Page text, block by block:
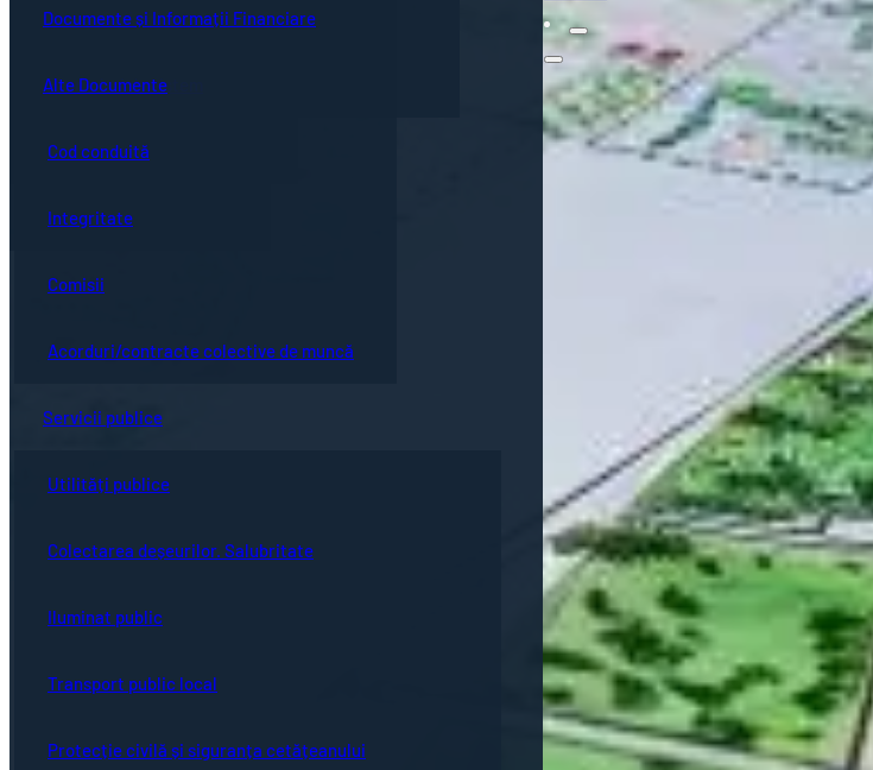
Guvernanță corporativă
Bistrița turistică
Evenimente locale
Hartă oraș
Ședințe online
Documente ședință
Hotărârile Consiliului Local
Concursuri
Proceduri de sistem
Cod conduită
Integritate
Comisii
Acorduri/contracte colective de muncă
Servicii publice
Utilități publice
Colectarea deșeurilor. Salubritate
Iluminat public
Transport public local
Protecție civilă și siguranța cetățeanului
Documente și Informații Financiare
Alte Documente